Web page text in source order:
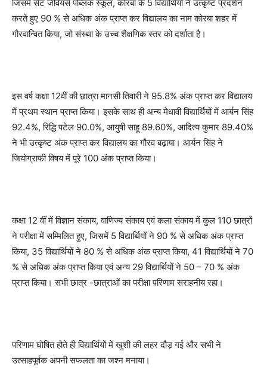
जिसमें सेंट जेवियर्स पब्लिक स्कूल, कोरबा के 5 विद्यार्थियों ने उत्कृष्ट प्रदर्शन
करते हुए 90 % से अधिक अंक प्राप्त कर विद्यालय का नाम कोरबा शहर में
गौरवान्वित किया, जो संस्था के उच्च शैक्षणिक स्तर को दर्शाता है।
इस वर्ष कक्षा 12वीं की छात्रा मानसी तिवारी ने 95.8% अंक प्राप्त कर विद्यालय
में प्रथम स्थान प्राप्त किया। इसके साथ ही अन्य मेधावी विद्यार्थियों में आर्यन सिंह
92.4%, रिद्धि पटेल 90.0%, आयुषी साहू 89.60%, आदित्य कुमार 89.40%
ने भी उत्कृष्ट अंक प्राप्त कर विद्यालय का गौरव बढ़ाया। आर्यन सिंह ने
जियोग्राफी विषय में पूरे 100 अंक प्राप्त किया।
कक्षा 12 वीं में विज्ञान संकाय, वाणिज्य संकाय एवं कला संकाय में कुल 110 छात्रों
ने परीक्षा में सम्मिलित हुए, जिसमें 5 विद्यार्थियों ने 90 % से अधिक अंक प्राप्त
किया, 35 विद्यार्थियों ने 80 % से अधिक अंक प्राप्त किया, 41 विद्यार्थियों ने 70
% से अधिक अंक प्राप्त किया एवं अन्य 29 विद्यार्थियों ने 50 – 70 % अंक
प्राप्त किया। सभी छात्र -छात्राओं का परीक्षा परिणाम सराहनीय रहा।
परिणाम घोषित होते ही विद्यार्थियों में खुशी की लहर दौड़ गई और सभी ने
उत्साहपूर्वक अपनी सफलता का जश्न मनाया।